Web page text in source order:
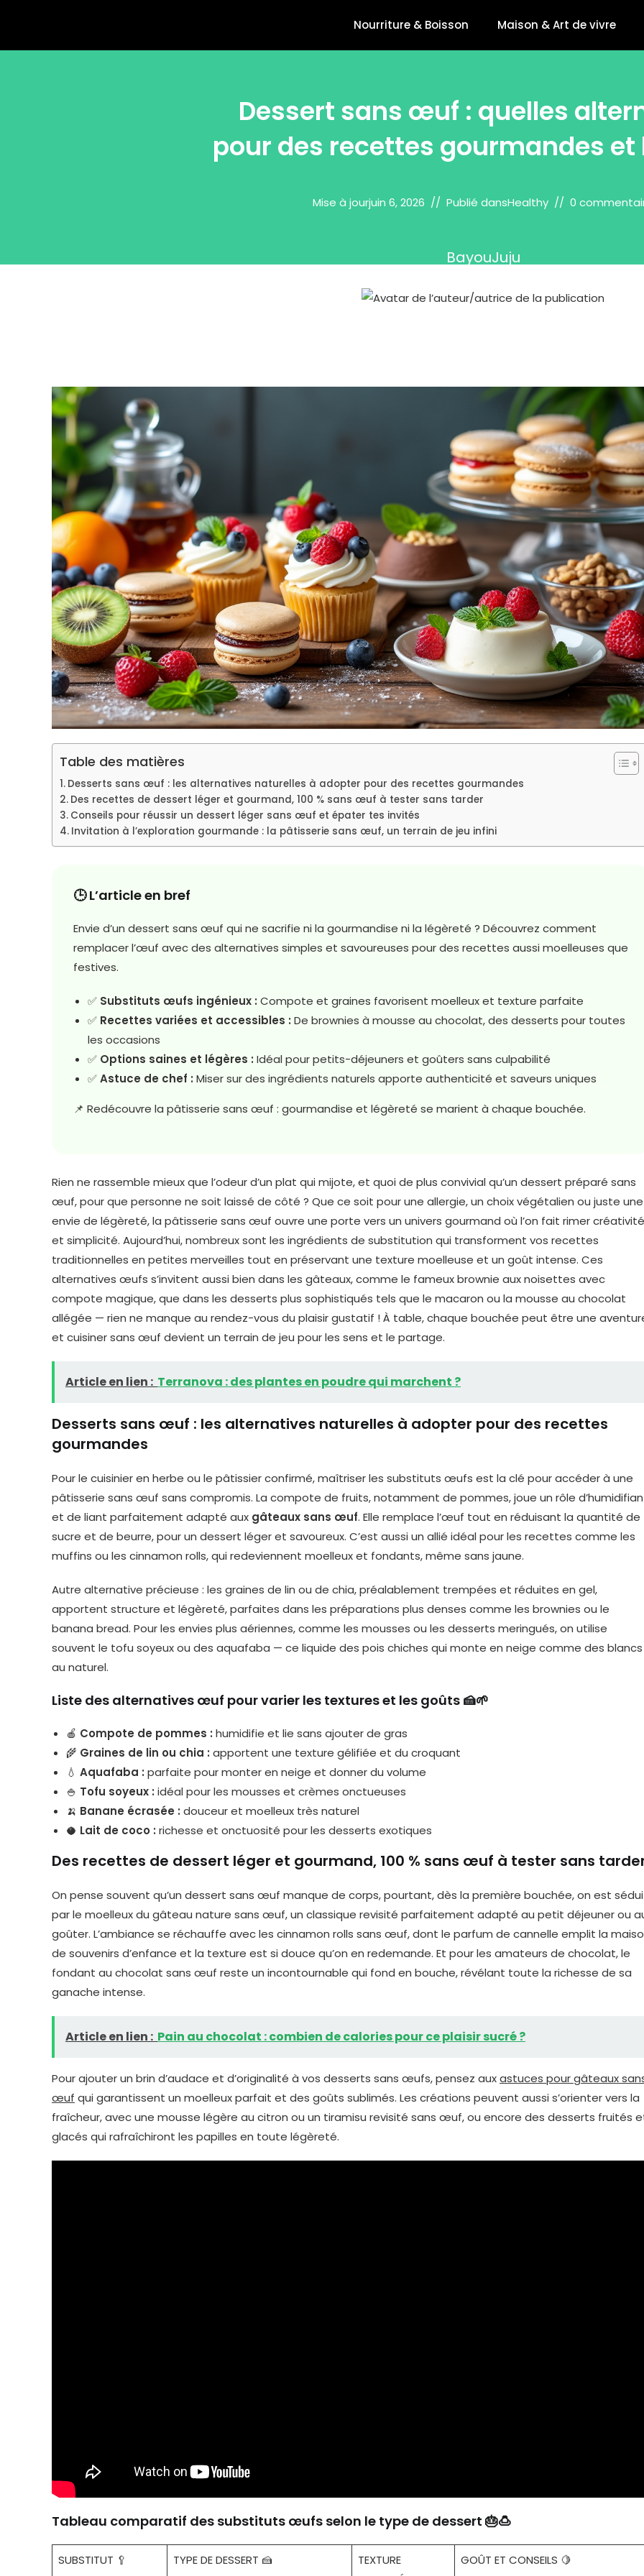
Nourriture & Boisson Maison & Art de vivre
Dessert sans œuf : quelles
pour des recettes gourmandes et
Mise à jourjuin 6, 2026 Publié dansHealthy 0
BayouJuju
Table des matières
Desserts sans œuf : les alternatives naturelles à adopter pour des recettes gourmandes
Des recettes de dessert léger et gourmand, 100 % sans œuf à tester sans tarder
Conseils pour réussir un dessert léger sans œuf et épater tes invités
Invitation à l’exploration gourmande : la pâtisserie sans œuf, un terrain de jeu infini
🕒 L’article en bref
Envie d’un dessert sans œuf qui ne sacrifie ni la gourmandise ni la légèreté ? Découvrez comment
remplacer l’œuf avec des alternatives simples et savoureuses pour des recettes aussi moelleuses que
festives.
✅ Substituts œufs ingénieux : Compote et graines favorisent moelleux et texture parfaite
✅ Recettes variées et accessibles : De brownies à mousse au chocolat, des desserts pour toutes
les occasions
✅ Options saines et légères : Idéal pour petits-déjeuners et goûters sans culpabilité
✅Astuce de chef : Miser sur des ingrédients naturels apporte authenticité et saveurs uniques
📌 Redécouvre la pâtisserie sans œuf : gourmandise et légèreté se marient à chaque bouchée.
Rien ne rassemble mieux que l’odeur d’un plat qui mijote, et quoi de plus convivial qu’un dessert préparé sans
œuf, pour que personne ne soit laissé de côté ? Que ce soit pour une allergie, un choix végétalien ou juste une
envie de légèreté, la pâtisserie sans œuf ouvre une porte vers un univers gourmand où l’on fait rimer créativité
et simplicité. Aujourd’hui, nombreux sont les ingrédients de substitution qui transforment vos recettes
traditionnelles en petites merveilles tout en préservant une texture moelleuse et un goût intense. Ces
alternatives œufs s’invitent aussi bien dans les gâteaux, comme le fameux brownie aux noisettes avec
compote magique, que dans les desserts plus sophistiqués tels que le macaron ou la mousse au chocolat
allégée — rien ne manque au rendez-vous du plaisir gustatif ! À table, chaque bouchée peut être une
et cuisiner sans œuf devient un terrain de jeu pour les sens et le partage.
Article en lien : Terranova : des plantes en poudre qui marchent ?
Desserts sans œuf : les alternatives naturelles à adopter pour des recettes
gourmandes
Pour le cuisinier en herbe ou le pâtissier confirmé, maîtriser les substituts œufs est la clé pour accéder à une
pâtisserie sans œuf sans compromis. La compote de fruits, notamment de pommes, joue un rôle
et de liant parfaitement adapté aux gâteaux sans œuf. Elle remplace l’œuf tout en réduisant la quantité de
sucre et de beurre, pour un dessert léger et savoureux. C’est aussi un allié idéal pour les recettes comme les
muffins ou les cinnamon rolls, qui redeviennent moelleux et fondants, même sans jaune.
Autre alternative précieuse : les graines de lin ou de chia, préalablement trempées et réduites en gel,
apportent structure et légèreté, parfaites dans les préparations plus denses comme les brownies ou le
banana bread. Pour les envies plus aériennes, comme les mousses ou les desserts meringués, on utilise
souvent le tofu soyeux ou des aquafaba — ce liquide des pois chiches qui monte en neige comme des blancs
au naturel.
Liste des alternatives œuf pour varier les textures et les goûts 🍰🌱
🍎 Compote de pommes : humidifie et lie sans ajouter de gras
🌾 Graines de lin ou chia : apportent une texture gélifiée et du croquant
💧 Aquafaba : parfaite pour monter en neige et donner du volume
🍚 Tofu soyeux : idéal pour les mousses et crèmes onctueuses
🍌 Banane écrasée : douceur et moelleux très naturel
🥥 Lait de coco : richesse et onctuosité pour les desserts exotiques
Des recettes de dessert léger et gourmand, 100 % sans œuf à tester sans
On pense souvent qu’un dessert sans œuf manque de corps, pourtant, dès la première bouchée, on est
par le moelleux du gâteau nature sans œuf, un classique revisité parfaitement adapté au petit déjeuner ou
goûter. L’ambiance se réchauffe avec les cinnamon rolls sans œuf, dont le parfum de cannelle emplit la
de souvenirs d’enfance et la texture est si douce qu’on en redemande. Et pour les amateurs de chocolat, le
fondant au chocolat sans œuf reste un incontournable qui fond en bouche, révélant toute la richesse de sa
ganache intense.
Article en lien : Pain au chocolat : combien de calories pour ce plaisir sucré ?
Pour ajouter un brin d’audace et d’originalité à vos desserts sans œufs, pensez auxastuces pour gâteaux
œuf qui garantissent un moelleux parfait et des goûts sublimés. Les créations peuvent aussi s’orienter vers la
fraîcheur, avec une mousse légère au citron ou un tiramisu revisité sans œuf, ou encore des desserts fruités
glacés qui rafraîchiront les papilles en toute légèreté.
Tableau comparatif des substituts œufs selon le type de dessert 🎂🍮
SUBSTITUT 🥄 TYPE DE DESSERT 🍰
TEXTURE
GOÛT ET CONSEILS 🍋